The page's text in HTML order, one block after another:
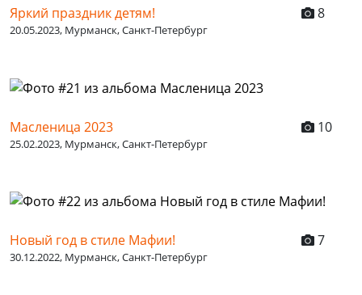
Яркий праздник детям! 8
20.05.2023, Мурманск, Санкт-Петербург
Масленица 2023 10
25.02.2023, Мурманск, Санкт-Петербург
Новый год в стиле Мафии! 7
30.12.2022, Мурманск, Санкт-Петербург